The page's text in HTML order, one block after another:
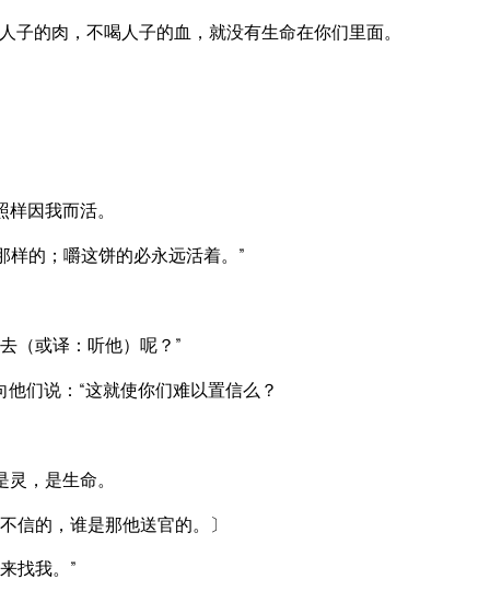
的肉，不喝人子的血，就没有生命在你们里面。
因我而活。
的；嚼这饼的必永远活着。”
（或译：听他）呢？”
们说：“这就使你们难以置信么？
，是生命。
信的，谁是那他送官的。〕
找我。”